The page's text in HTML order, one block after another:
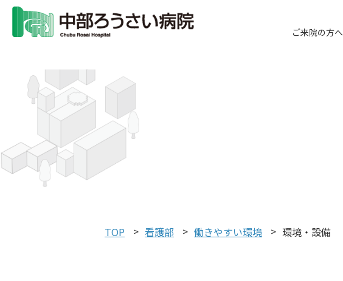
ご来院の方へ
TOP 看護部 働きやすい環境 環境・設備